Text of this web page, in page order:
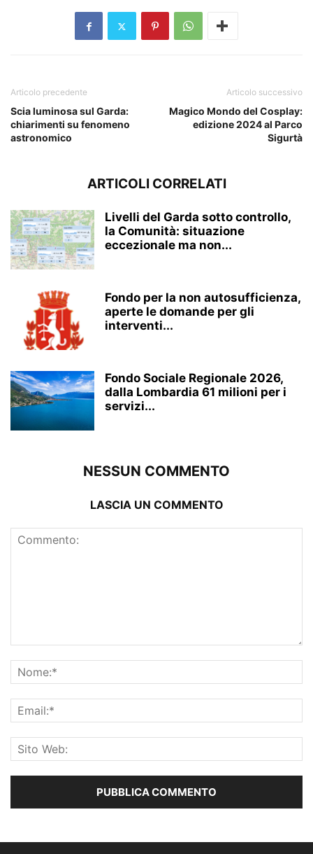
Articolo precedente
Scia luminosa sul Garda:
chiarimenti su fenomeno
astronomico
Articolo successivo
Magico Mondo del Cosplay:
edizione 2024 al Parco
Sigurtà
ARTICOLI CORRELATI
Livelli del Garda sotto controllo,
la Comunità: situazione
eccezionale ma non...
Fondo per la non autosufficienza,
aperte le domande per gli
interventi...
Fondo Sociale Regionale 2026,
dalla Lombardia 61 milioni per i
servizi...
NESSUN COMMENTO
LASCIA UN COMMENTO